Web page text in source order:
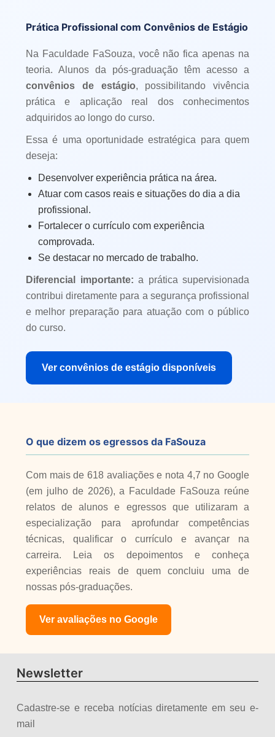
Prática Profissional com Convênios de Estágio
Na Faculdade FaSouza, você não fica apenas na
teoria. Alunos da pós-graduação têm acesso a
convênios de estágio, possibilitando vivência
prática e aplicação real dos conhecimentos
adquiridos ao longo do curso.
Essa é uma oportunidade estratégica para quem
deseja:
Desenvolver experiência prática na área.
Atuar com casos reais e situações do dia a dia
profissional.
Fortalecer o currículo com experiência
comprovada.
Se destacar no mercado de trabalho.
Diferencial importante: a prática supervisionada
contribui diretamente para a segurança profissional
e melhor preparação para atuação com o público
do curso.
Ver convênios de estágio disponíveis
O que dizem os egressos da FaSouza
Com mais de 618 avaliações e nota 4,7 no Google
(em julho de 2026), a Faculdade FaSouza reúne
relatos de alunos e egressos que utilizaram a
especialização para aprofundar competências
técnicas, qualificar o currículo e avançar na
carreira. Leia os depoimentos e conheça
experiências reais de quem concluiu uma de
nossas pós-graduações.
Ver avaliações no Google
Newsletter
Cadastre-se e receba notícias diretamente em seu e-
mail